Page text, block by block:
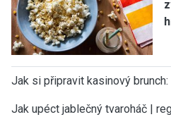
Jak si připravit kasinový
Jak upéct jablečný tvaroháč |